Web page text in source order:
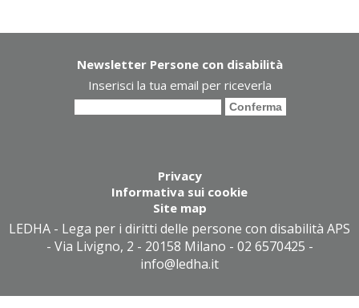
Newsletter Persone con disabilità
Inserisci la tua email per riceverla
Privacy
Informativa sui cookie
Site map
LEDHA - Lega per i diritti delle persone con disabilità APS
- Via Livigno, 2 - 20158 Milano - 02 6570425 -
info@ledha.it